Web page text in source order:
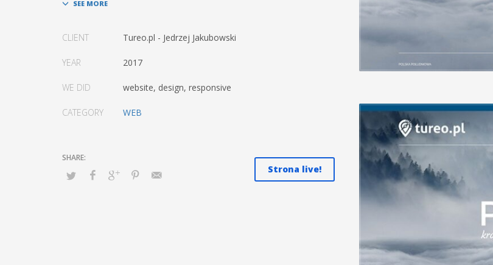
szlaków, tras, wycieczek oraz ofert wycieczkowych.
CLIENT Tureo.pl - Jedrzej Jakubowski
YEAR 2017
WE DID website, design, responsive
CATEGORY WEB
Strona live!